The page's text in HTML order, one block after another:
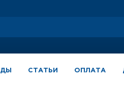
СТАТЬИ ОПЛАТА